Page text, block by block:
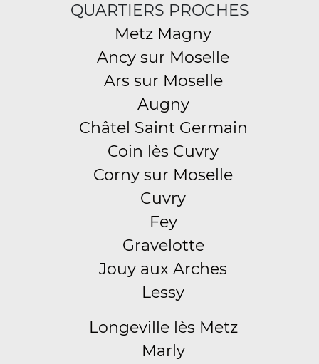
QUARTIERS PROCHES
Metz Magny
Ancy sur Moselle
Ars sur Moselle
Augny
Châtel Saint Germain
Coin lès Cuvry
Corny sur Moselle
Cuvry
Fey
Gravelotte
Jouy aux Arches
Lessy
Longeville lès Metz
Marly